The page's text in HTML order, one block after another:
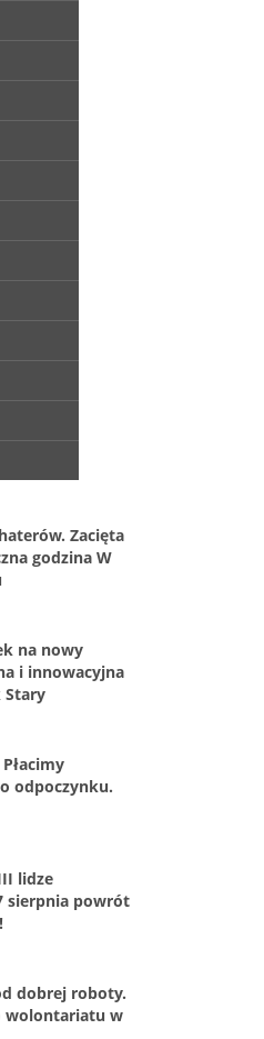
Zacięta
godzina W
na nowy
i innowacyjna
Stary
odpoczynku.
lidze
sierpnia powrót
dobrej roboty.
wolontariatu w